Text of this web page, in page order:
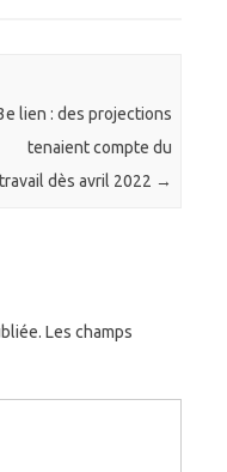
lien : des projections
tenaient compte du
dès avril 2022 →
Les champs